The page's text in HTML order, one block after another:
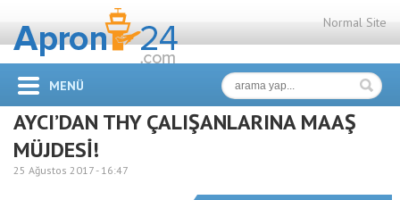
Normal Site
MENÜ
AYCI’DAN THY ÇALIŞANLARINA MAAŞ
MÜJDESİ!
25 Ağustos 2017 - 16:47